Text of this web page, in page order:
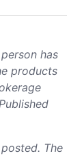
has
products
The